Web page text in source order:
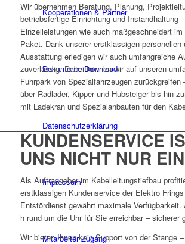
Kooperationen & Partner
Dokumente Download
Datenschutzerklärung
Impressum
Mitarbeiter Zugang
Wir übernehmen Beratung, Planung,
betriebsfertige Einrichtung und Instandhaltung
Einzelleistungen wie auch maßgeschneidert im
Paket. Dank unserer erstklassigen personellen
Ausstattung erledigen wir auch umfangreiche
zuverlässig. Dabei können wir auf unseren
Fuhrpark von Spezialfahrzeugen zurückgreifen
über Radlader, Kipper und Hubsteiger bis hin
mit Ladekran und Spezialanbauten für den
KUNDENSERVICE
UNS NICHT NUR
Als Auftraggeber im Kabelleitungstiefbau
erstklassigen Kundenservice der Elektro
Entstördienst gewährt maximale Verfügbarkeit.
h rund um die Uhr für Sie erreichbar – sicherer
Wir bieten Ihnen kein Support von der Stange